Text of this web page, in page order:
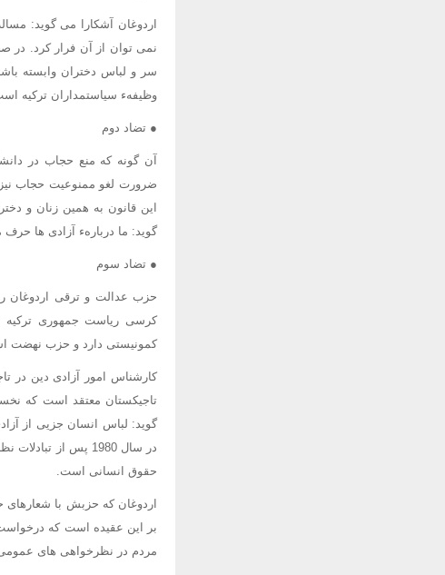
اردوغان آشکارا می گوید:
نمی توان از آن فرار کرد. در
سر و لباس دختران وابسته
وظیفهء سیاستمداران ترکیه
● تضاد دوم
آن گونه که منع حجاب در
ضرورت لغو ممنوعیت حجاب نیز
این قانون به همین زنان و
گوید: ما دربارهء آزادی ها
● تضاد سوم
حزب عدالت و ترقی اردوغان
کرسی ریاست جمهوری ترکیه
کمونیستی دارد و حزب نهضت
کارشناس امور آزادی دین در
تاجیکستان معتقد است که
در سال 1980 پس از
حقوق انسانی است.
اردوغان که حزبش با شعارهای
بر این عقیده است که
مردم در نظرخواهی های